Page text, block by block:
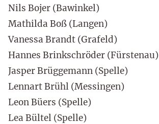
Nils Bojer (Bawinkel)
Mathilda Boß (Langen)
Vanessa Brandt (Grafeld)
Hannes Brinkschröder (Fürstenau)
Jasper Brüggemann (Spelle)
Lennart Brühl (Messingen)
Leon Büers (Spelle)
Lea Bültel (Spelle)